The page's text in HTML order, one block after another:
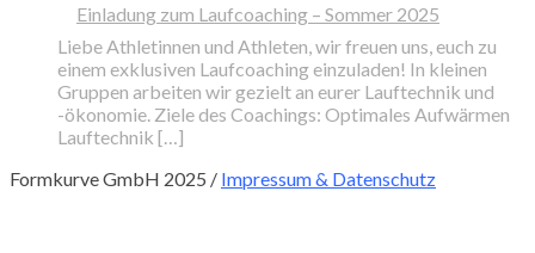
Einladung zum Laufcoaching – Sommer 2025
Liebe Athletinnen und Athleten, wir freuen uns, euch zu
einem exklusiven Laufcoaching einzuladen! In kleinen
Gruppen arbeiten wir gezielt an eurer Lauftechnik und
-ökonomie. Ziele des Coachings: Optimales Aufwärmen
Lauftechnik […]
Formkurve GmbH 2025 / Impressum & Datenschutz